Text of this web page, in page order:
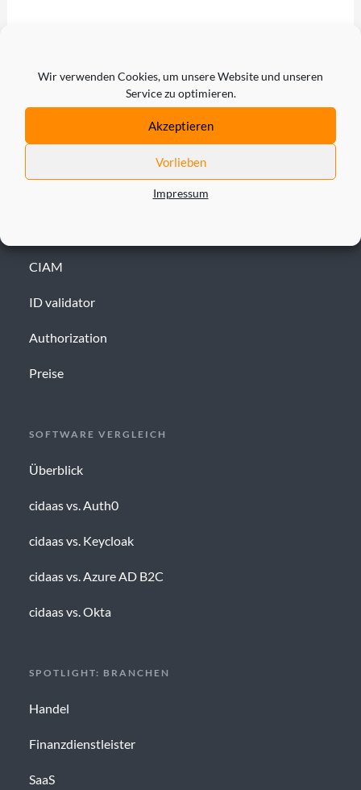
Wir verwenden Cookies, um unsere Website und unseren
Service zu optimieren.
Akzeptieren
Vorlieben
Impressum
CIAM
ID validator
Authorization
Preise
SOFTWARE VERGLEICH
Überblick
cidaas vs. Auth0
cidaas vs. Keycloak
cidaas vs. Azure AD B2C
cidaas vs. Okta
SPOTLIGHT: BRANCHEN
Handel
Finanzdienstleister
SaaS